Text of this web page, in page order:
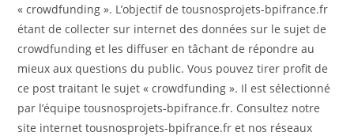
« crowdfunding ». L’objectif de tousnosprojets-bpifrance.fr
étant de collecter sur internet des données sur le sujet de
crowdfunding et les diffuser en tâchant de répondre au
mieux aux questions du public. Vous pouvez tirer profit de
ce post traitant le sujet « crowdfunding ». Il est sélectionné
par l’équipe tousnosprojets-bpifrance.fr. Consultez notre
site internet tousnosprojets-bpifrance.fr et nos réseaux